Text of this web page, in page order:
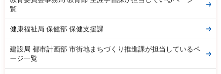
覧
健康福祉局 保健部 保健支援課
建設局 都市計画部 市街地まちづくり推進課が担当しているペ
ージ一覧